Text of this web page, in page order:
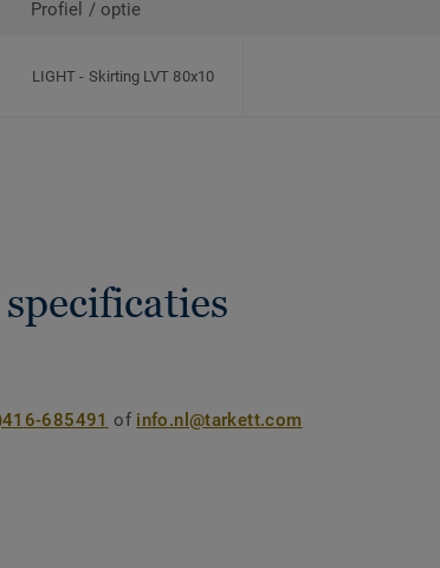
Profiel / optie
LIGHT- Skirting LVT 80x10
685491 of info.nl@tarkett.com